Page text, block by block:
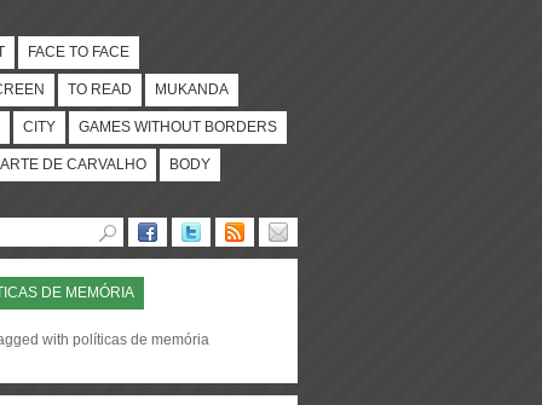
FACE TO FACE
TO READ MUKANDA
CITY GAMES WITHOUT BORDERS
DE CARVALHO BODY
DE MEMÓRIA
with políticas de memória